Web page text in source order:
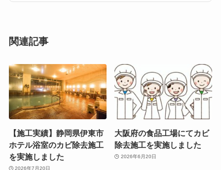
関連記事
【施工実績】静岡県伊東市
ホテル浴室のカビ除去施工
を実施しました
2026年7月20日
大阪府の食品工場にてカビ
除去施工を実施しました
2026年6月20日